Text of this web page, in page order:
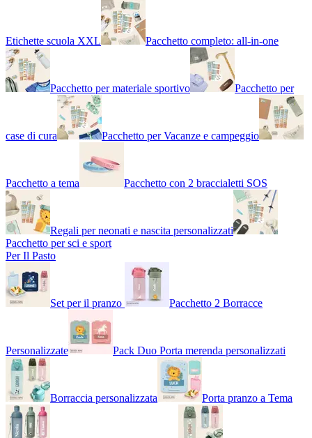
Etichette scuola XXL Pacchetto completo: all-in-one
Pacchetto per materiale sportivo Pacchetto per
case di cura Pacchetto per Vacanze e campeggio
Pacchetto a tema Pacchetto con 2 braccialetti SOS
Regali per neonati e nascita personalizzati
Pacchetto per sci e sport
Per Il Pasto
Set per il pranzo Pacchetto 2 Borracce
Personalizzate Pack Duo Porta merenda personalizzati
Borraccia personalizzata Porta pranzo a Tema